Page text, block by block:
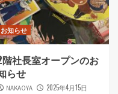
お知らせ
階社長室オープンのお
らせ
NAKAOYA 2025年4月15日